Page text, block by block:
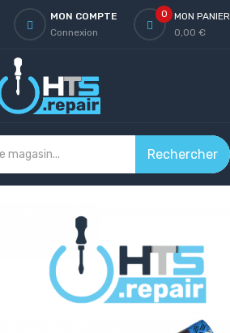
0
MON PANIER
0,00 €
MON COMPTE
Connexion
Rechercher